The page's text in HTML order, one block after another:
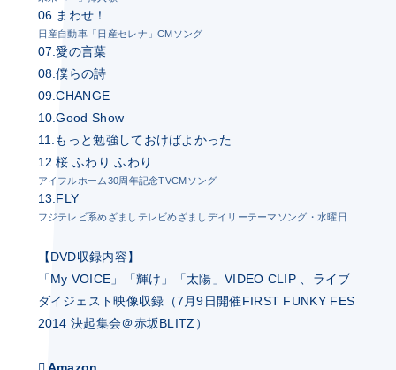
06.まわせ！
日産自動車「日産セレナ」CMソング
07.愛の言葉
08.僕らの詩
09.CHANGE
10.Good Show
11.もっと勉強しておけばよかった
12.桜 ふわり ふわり
アイフルホーム30周年記念TVCMソング
13.FLY
フジテレビ系めざましテレビめざましデイリーテーマソング・水曜日
【DVD収録内容】
「My VOICE」「輝け」「太陽」VIDEO CLIP 、ライブ
ダイジェスト映像収録（7月9日開催FIRST FUNKY FES
2014 決起集会＠赤坂BLITZ）
Amazon